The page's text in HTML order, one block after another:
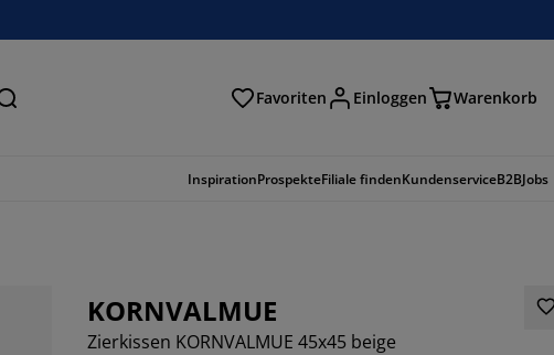
Suchen Favoriten Einloggen Warenkorb
InspirationProspekteFiliale findenKundenserviceB2BJobs
KORNVALMUE
Zierkissen KORNVALMUE 45x45 beige